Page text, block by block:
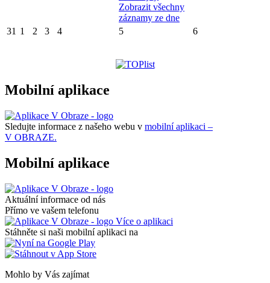
Zobrazit všechny
záznamy ze dne
31 1 2 3 4 5 6
Mobilní aplikace
Sledujte informace z našeho webu v mobilní aplikaci –
V OBRAZE.
Mobilní aplikace
Aktuální informace od nás
Přímo ve vašem telefonu
Více o aplikaci
Stáhněte si naši mobilní aplikaci na
Mohlo by Vás zajímat